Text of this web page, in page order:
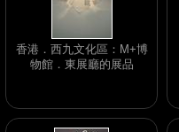
香港．西九文化區：M+博
物館．東展廳的展品